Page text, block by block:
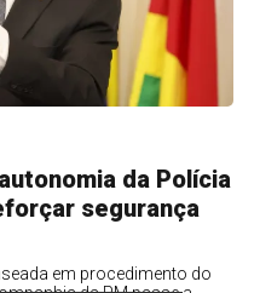
da Polícia
segurança
em procedimento do